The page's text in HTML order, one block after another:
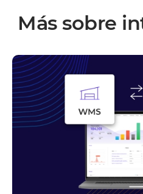
Más sobre